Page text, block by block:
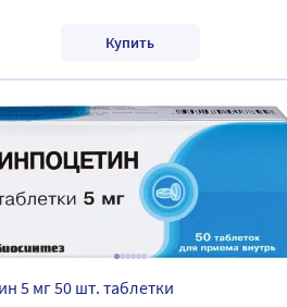
Купить
5 мг 50 шт. таблетки